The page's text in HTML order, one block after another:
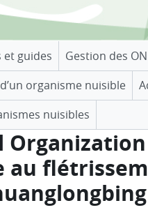
et guides Gestion des
organisme nuisible
nuisibles
au